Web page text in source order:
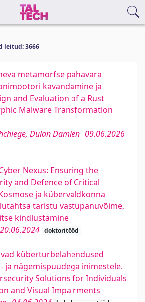
leitud: 3666
metamorfse pahavara
kavandamine ja
and Evaluation of a Rust
Malware Transformation
Dulan Damien 09.06.2026
Nexus: Ensuring the
and Defence of Critical
ja kübervaldkonna
taristu vastupanuvõime,
kindlustamine
20.06.2024 doktoritööd
küberturbelahendused
ja nägemispuudega inimestele.
Solutions for Individuals
and Visual Impairments